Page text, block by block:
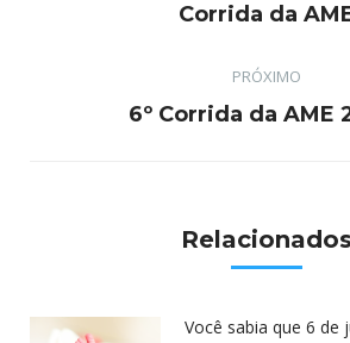
Post
Corrida da
PRÓXIMO
Próximo
6º Corrida da AME
Relacionados
Você sabia que 6 de